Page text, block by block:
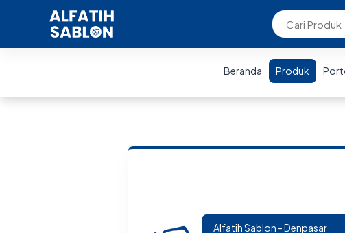
Beranda Produk